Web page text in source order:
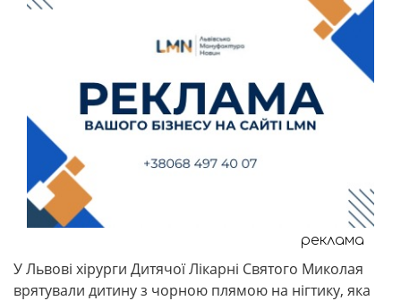
реклама
У Львові хірурги Дитячої Лікарні Святого Миколая
врятували дитину з чорною плямою на нігтику, яка